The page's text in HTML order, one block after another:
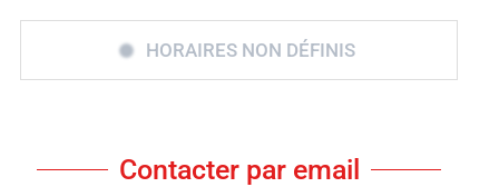
HORAIRES NON DÉFINIS
Contacter par email